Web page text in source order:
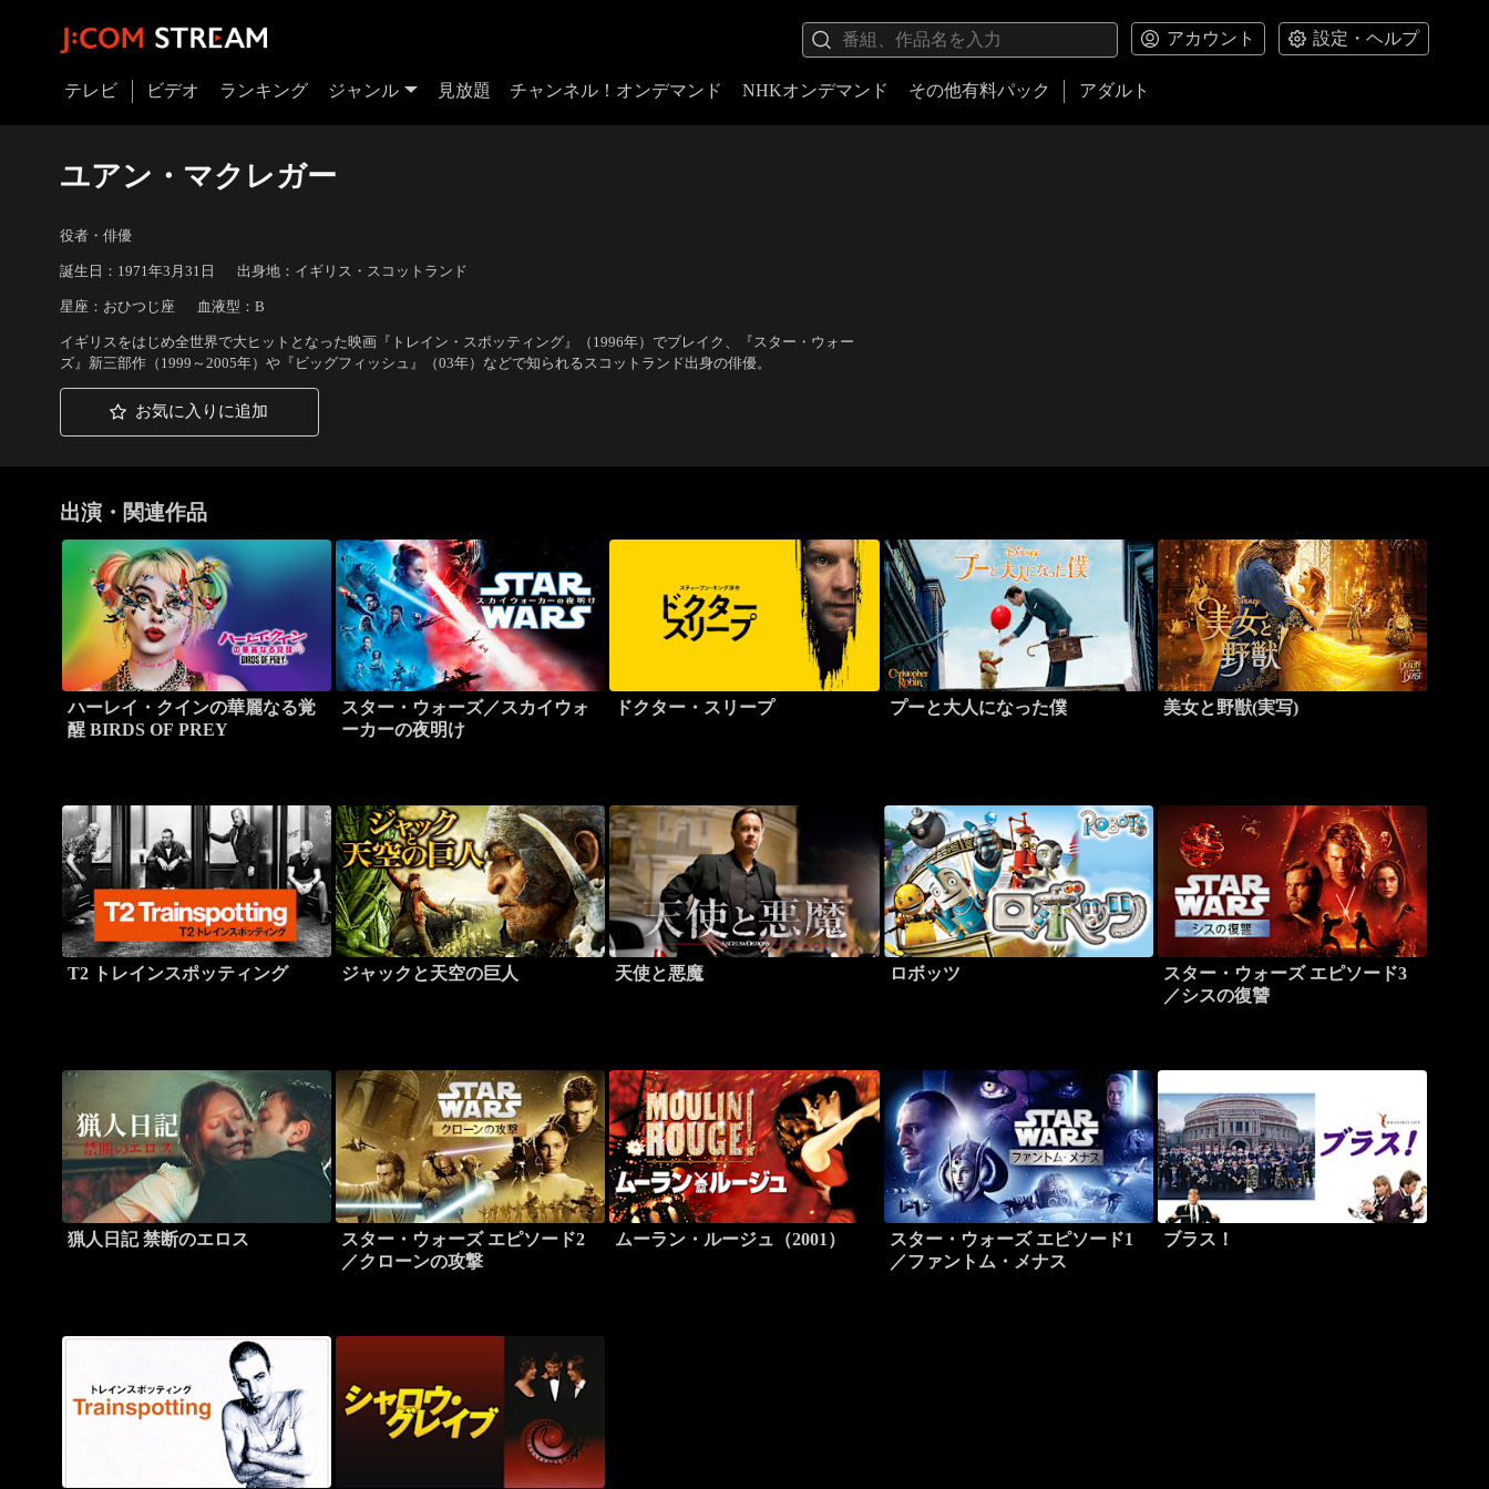
アカウント 設定・ヘルプ
テレビ ビデオ ランキング ジャンル 見放題 チャンネル！オンデマンド NHKオンデマンド その他有料パック アダルト
ユアン・マクレガー
役者・俳優
誕生日：1971年3月31日 出身地：イギリス・スコットランド
星座：おひつじ座 血液型：B
イギリスをはじめ全世界で大ヒットとなった映画『トレイン・スポッティング』（1996年）でブレイク、『スター・ウォー
ズ』新三部作（1999～2005年）や『ビッグフィッシュ』（03年）などで知られるスコットランド出身の俳優。
お気に入りに追加
出演・関連作品
ハーレイ・クインの華麗なる覚
醒 BIRDS OF PREY
スター・ウォーズ／スカイウォ
ーカーの夜明け
ドクター・スリープ プーと大人になった僕 美女と野獣(実写)
T2 トレインスポッティング ジャックと天空の巨人 天使と悪魔 ロボッツ
スター・ウォーズ エピソード3
／シスの復讐
猟人日記 禁断のエロス
スター・ウォーズ エピソード2
／クローンの攻撃
ムーラン・ルージュ（2001）
スター・ウォーズ エピソード1
／ファントム・メナス
ブラス！